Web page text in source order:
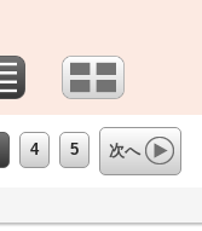
4 5 次へ